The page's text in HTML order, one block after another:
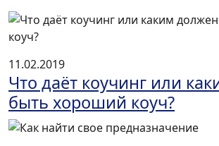
11.02.2019
Что даёт коучинг или
быть хороший коуч?